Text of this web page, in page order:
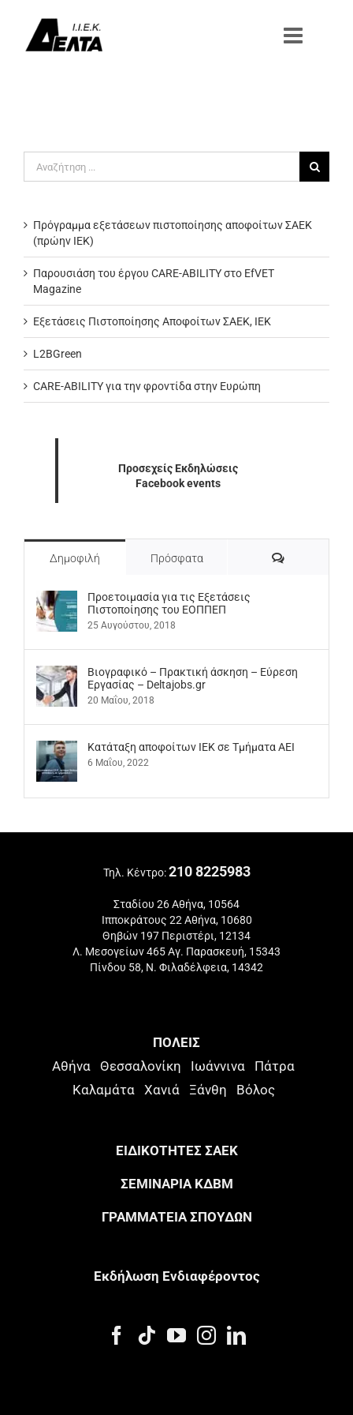
περιεχόμενο
για:
Πρόγραμμα εξετάσεων πιστοποίησης αποφοίτων ΣΑΕΚ
(πρώην ΙΕΚ)
Παρουσιάση του έργου CARE-ABILITY στο EfVET
Magazine
Εξετάσεις Πιστοποίησης Αποφοίτων ΣΑΕΚ, ΙΕΚ
L2BGreen
CARE-ABILITY για την φροντίδα στην Ευρώπη
Προσεχείς Εκδηλώσεις
Facebook events
Δημοφιλή Πρόσφατα Σχόλια
Προετοιμασία για τις Εξετάσεις
Πιστοποίησης του ΕΟΠΠΕΠ
25 Αυγούστου, 2018
Βιογραφικό – Πρακτική άσκηση – Εύρεση
Εργασίας – Deltajobs.gr
20 Μαΐου, 2018
Kατάταξη αποφοίτων ΙΕΚ σε Τμήματα ΑΕΙ
6 Μαΐου, 2022
Τηλ. Κέντρο:210 8225983
Σταδίου 26 Αθήνα, 10564
Ιπποκράτους 22 Αθήνα, 10680
Θηβών 197 Περιστέρι, 12134
Λ. Μεσογείων 465 Αγ. Παρασκευή, 15343
Πίνδου 58, Ν. Φιλαδέλφεια, 14342
ΠΟΛΕΙΣ
Αθήνα Θεσσαλονίκη Ιωάννινα
Πάτρα
Καλαμάτα
Χανιά Ξάνθη Βόλος
ΕΙΔΙΚΟΤΗΤΕΣ ΣΑΕΚ
ΣΕΜΙΝΑΡΙΑ ΚΔΒΜ
ΓΡΑΜΜΑΤΕΙΑ ΣΠΟΥΔΩΝ
Eκδήλωση Eνδιαφέροντος